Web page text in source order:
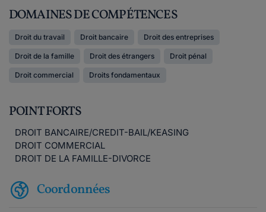
DOMAINES DE COMPÉTENCES
Droit du travail Droit bancaire Droit des entreprises
Droit de la famille Droit des étrangers Droit pénal
Droit commercial Droits fondamentaux
POINT FORTS
DROIT BANCAIRE/CREDIT-BAIL/KEASING
DROIT COMMERCIAL
DROIT DE LA FAMILLE-DIVORCE
Coordonnées